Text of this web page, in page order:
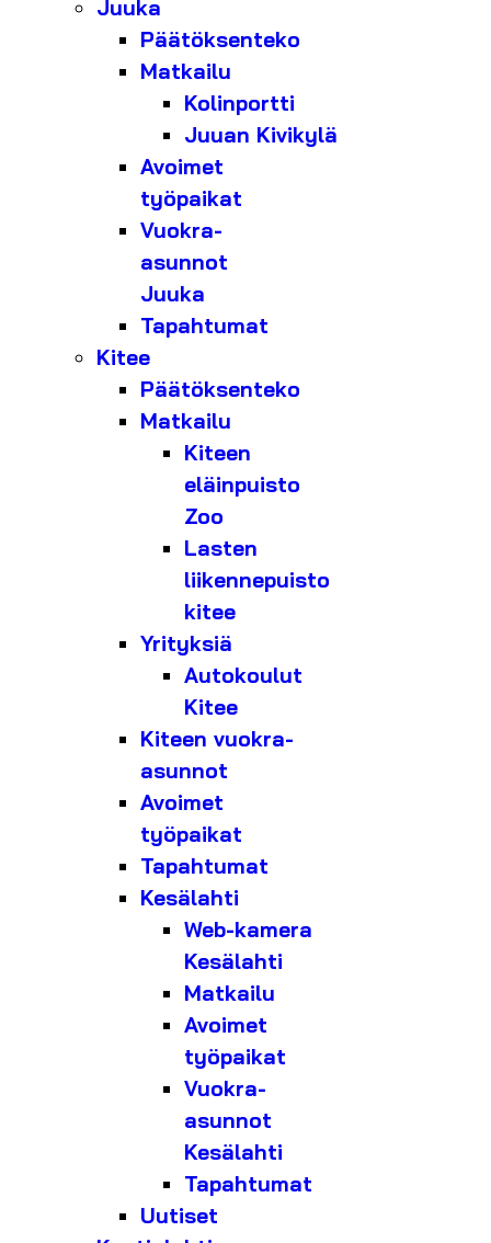
Juuka
Päätöksenteko
Matkailu
Kolinportti
Juuan Kivikylä
Avoimet
työpaikat
Vuokra-
asunnot
Juuka
Tapahtumat
Kitee
Päätöksenteko
Matkailu
Kiteen
eläinpuisto
Zoo
Lasten
liikennepuisto
kitee
Yrityksiä
Autokoulut
Kitee
Kiteen vuokra-
asunnot
Avoimet
työpaikat
Tapahtumat
Kesälahti
Web-kamera
Kesälahti
Matkailu
Avoimet
työpaikat
Vuokra-
asunnot
Kesälahti
Tapahtumat
Uutiset